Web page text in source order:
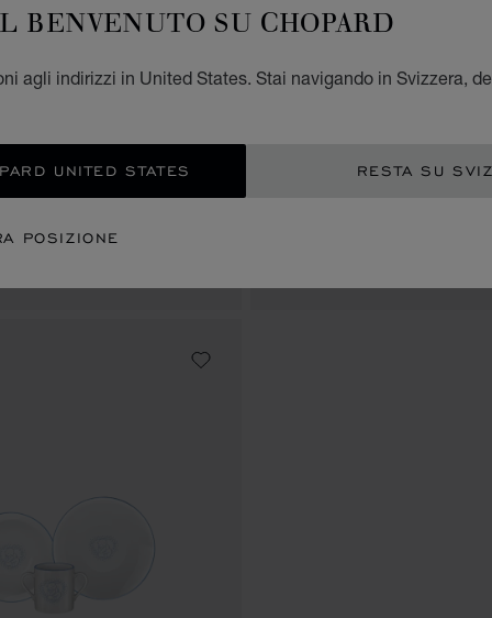
BENVENUTO SU CHOPARD
agli indirizzi in United States. Stai navigando in Svizzera,
UNITED STATES RESTA SU
POSIZIONE
VAI ALLA SLIDE 1
VAI ALLA SLIDE 2
BEAR AND
VAI ALLA